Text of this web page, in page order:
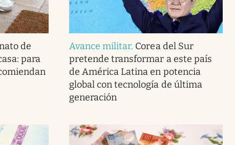
de
para
Avance militar. Corea del Sur
pretende transformar a este país
de América Latina en potencia
global con tecnología de última
generación